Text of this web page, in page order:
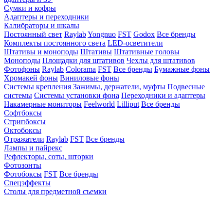
Сумки и кофры
Адаптеры и переходники
Калибраторы и шкалы
Постоянный свет RaylabYongnuo FST Godox Все бренды
Комплекты постоянного света LED-осветители
Штативы и моноподы Штативы Штативные головы
Моноподы Площадки для штативов Чехлы для штативов
Фотофоны Raylab Colorama FST Все бренды Бумажные фоны
Хромакей фоны Виниловые фоны
Системы крепления Зажимы, держатели, муфты Подвесные
системы Системы установки фона Переходники и адаптеры
Накамерные мониторы Feelworld Lilliput Все бренды
Софтбоксы
Стрипбоксы
Октобоксы
Отражатели Raylab FST Все бренды
Лампы и пайрекс
Рефлекторы, соты, шторки
Фотозонты
Фотобоксы FST Все бренды
Спецэффекты
Столы для предметной съемки